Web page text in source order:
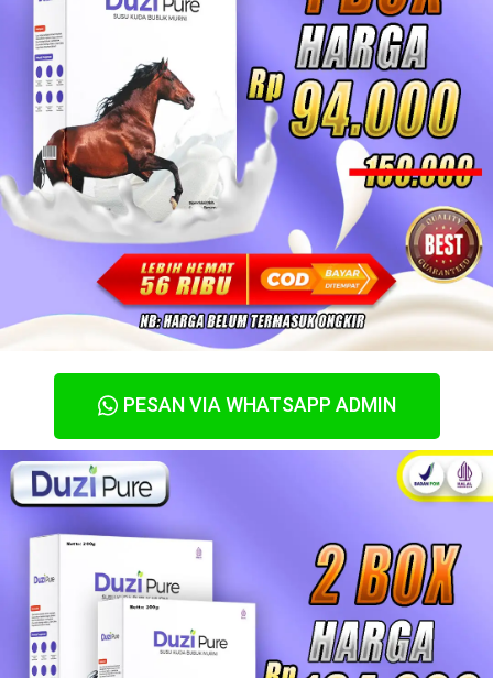
PESAN VIA WHATSAPP ADMIN